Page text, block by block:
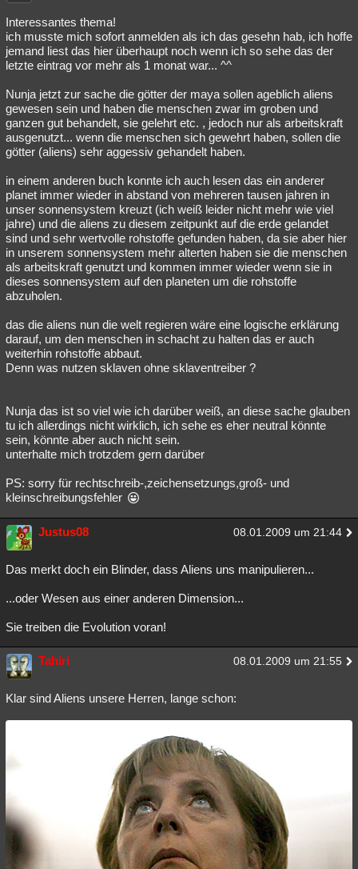
Interessantes thema!
ich musste mich sofort anmelden als ich das gesehn hab, ich hoffe
jemand liest das hier überhaupt noch wenn ich so sehe das der
letzte eintrag vor mehr als 1 monat war... ^^
Nunja jetzt zur sache die götter der maya sollen ageblich aliens
gewesen sein und haben die menschen zwar im groben und
ganzen gut behandelt, sie gelehrt etc. , jedoch nur als arbeitskraft
ausgenutzt... wenn die menschen sich gewehrt haben, sollen die
götter (aliens) sehr aggessiv gehandelt haben.
in einem anderen buch konnte ich auch lesen das ein anderer
planet immer wieder in abstand von mehreren tausen jahren in
unser sonnensystem kreuzt (ich weiß leider nicht mehr wie viel
jahre) und die aliens zu diesem zeitpunkt auf die erde gelandet
sind und sehr wertvolle rohstoffe gefunden haben, da sie aber hier
in unserem sonnensystem mehr alterten haben sie die menschen
als arbeitskraft genutzt und kommen immer wieder wenn sie in
dieses sonnensystem auf den planeten um die rohstoffe
abzuholen.
das die aliens nun die welt regieren wäre eine logische erklärung
darauf, um den menschen in schacht zu halten das er auch
weiterhin rohstoffe abbaut.
Denn was nutzen sklaven ohne sklaventreiber ?
Nunja das ist so viel wie ich darüber weiß, an diese sache glauben
tu ich allerdings nicht wirklich, ich sehe es eher neutral könnte
sein, könnte aber auch nicht sein.
unterhalte mich trotzdem gern darüber
PS: sorry für rechtschreib-,zeichensetzungs,groß- und
kleinschreibungsfehler
Justus08 08.01.2009 um 21:44
Das merkt doch ein Blinder, dass Aliens uns manipulieren...
...oder Wesen aus einer anderen Dimension...
Sie treiben die Evolution voran!
Tahiri 08.01.2009 um 21:55
Klar sind Aliens unsere Herren, lange schon: